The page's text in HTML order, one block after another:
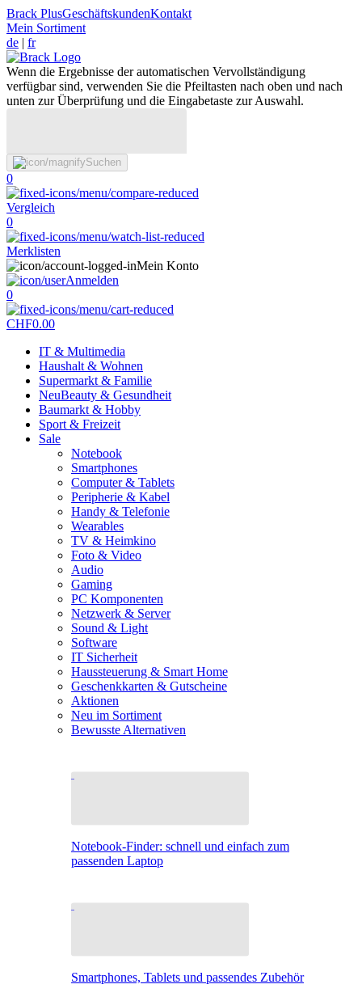
Brack PlusGeschäftskundenKontakt
Mein Sortiment
de | fr
Wenn die Ergebnisse der automatischen Vervollständigung
verfügbar sind, verwenden Sie die Pfeiltasten nach oben und nach
unten zur Überprüfung und die Eingabetaste zur Auswahl.
Suchen
0
Vergleich
0
Merklisten
Mein Konto
Anmelden
0
CHF0.00
IT & Multimedia
Haushalt & Wohnen
Supermarkt & Familie
NeuBeauty & Gesundheit
Baumarkt & Hobby
Sport & Freizeit
Sale
Notebook
Smartphones
Computer & Tablets
Peripherie & Kabel
Handy & Telefonie
Wearables
TV & Heimkino
Foto & Video
Audio
Gaming
PC Komponenten
Netzwerk & Server
Sound & Light
Software
IT Sicherheit
Haussteuerung & Smart Home
Geschenkkarten & Gutscheine
Aktionen
Neu im Sortiment
Bewusste Alternativen
Notebook-Finder: schnell und einfach zum
passenden Laptop
Smartphones, Tablets und passendes Zubehör